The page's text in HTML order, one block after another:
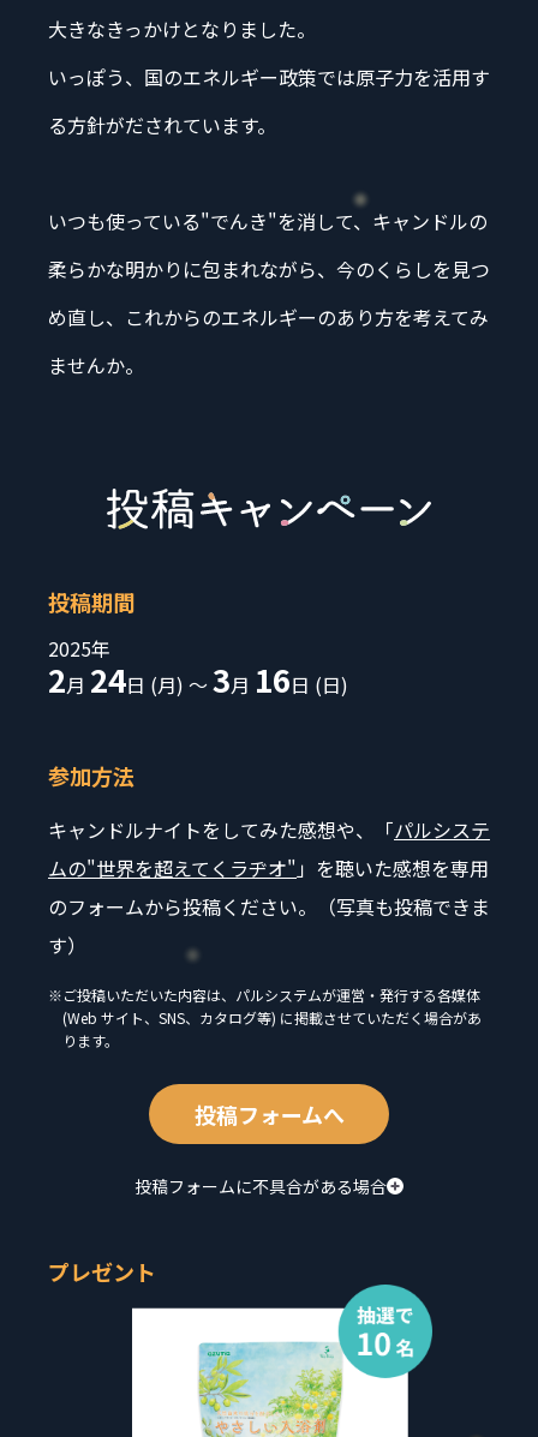
大きなきっかけとなりました。
いっぽう、国のエネルギー政策では原子力を活用す
る方針がだされています。
いつも使っている"でんき"を消して、キャンドルの
柔らかな明かりに包まれながら、 今のくらしを見つ
め直し、これからのエネルギーのあり方を考えてみ
ませんか。
投稿期間
2025年
2月 24日 (月) ～3月 16日 (日)
参加方法
キャンドルナイトをしてみた感想や、「パルシステ
ムの"世界を超えてくラヂオ"」 を聴いた感想を専用
のフォームから投稿ください。（写真も投稿できま
す）
※ご投稿いただいた内容は、パルシステムが運営・発行する各媒体
(Web サイト、SNS、カタログ等) に掲載させていただく場合があ
ります。
投稿フォームへ
投稿フォームに不具合がある場合
プレゼント